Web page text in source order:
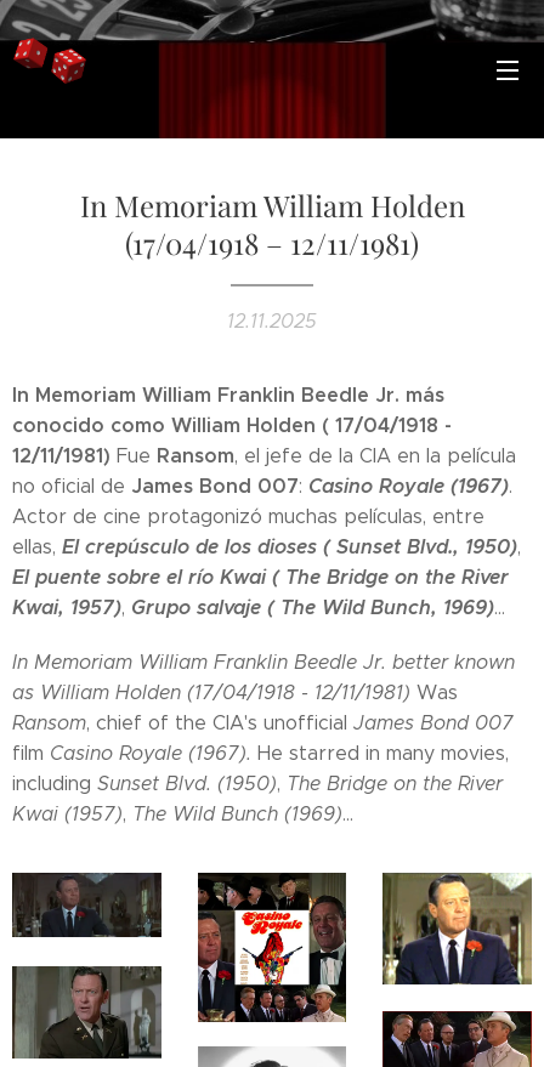
In Memoriam William Holden
(17/04/1918 – 12/11/1981)
12.11.2025
In Memoriam William Franklin Beedle Jr. más
conocido como William Holden ( 17/04/1918 -
12/11/1981) Fue Ransom, el jefe de la CIA en la película
no oficial de James Bond 007: Casino Royale (1967).
Actor de cine protagonizó muchas películas, entre
ellas, El crepúsculo de los dioses ( Sunset Blvd., 1950),
El puente sobre el río Kwai ( The Bridge on the River
Kwai, 1957), Grupo salvaje ( The Wild Bunch, 1969)...
In Memoriam William Franklin Beedle Jr. better known
as William Holden (17/04/1918 - 12/11/1981) Was
Ransom, chief of the CIA's unofficial James Bond 007
film Casino Royale (1967). He starred in many movies,
including Sunset Blvd. (1950), The Bridge on the River
Kwai (1957), The Wild Bunch (1969)...